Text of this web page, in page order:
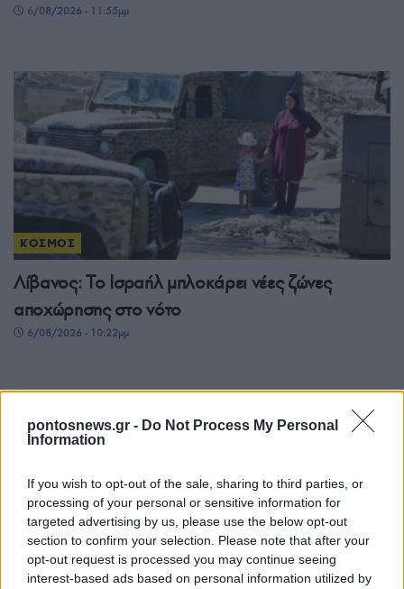
pontosnews.gr - Do Not Process My Personal
Information
If you wish to opt-out of the sale, sharing to third parties, or
processing of your personal or sensitive information for
targeted advertising by us, please use the below opt-out
section to confirm your selection. Please note that after your
opt-out request is processed you may continue seeing
interest-based ads based on personal information utilized by
6/08/2026 - 11:55μμ
ΚΟΣΜΟΣ
Λίβανος: Το Ισραήλ μπλοκάρει νέες ζώνες
αποχώρησης στο νότο
6/08/2026 - 10:22μμ
ΚΟΣΜΟΣ